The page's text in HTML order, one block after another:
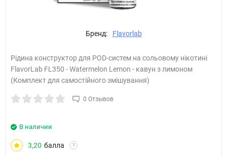
Бренд: Flavorlab
Рідина конструктор для POD-систем на сольовому нікотині
FlavorLab FL350 - Watermelon Lemon - кавун з лимоном
(Комплект для самостійного змішування)
0 Отзывов
В наличии
3,20 балла ?